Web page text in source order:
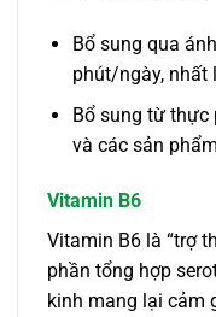
Bổ sung qua
phút/ngày, nhất
Bổ sung từ thực
và các sản
Vitamin B6
Vitamin B6 là “trợ
phần tổng hợp
kinh mang lại cảm